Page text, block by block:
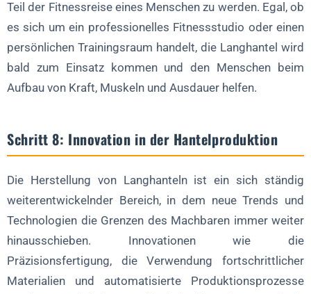
Teil der Fitnessreise eines Menschen zu werden. Egal, ob
es sich um ein professionelles Fitnessstudio oder einen
persönlichen Trainingsraum handelt, die Langhantel wird
bald zum Einsatz kommen und den Menschen beim
Aufbau von Kraft, Muskeln und Ausdauer helfen.
Schritt 8: Innovation in der Hantelproduktion
Die Herstellung von Langhanteln ist ein sich ständig
weiterentwickelnder Bereich, in dem neue Trends und
Technologien die Grenzen des Machbaren immer weiter
hinausschieben. Innovationen wie die
Präzisionsfertigung, die Verwendung fortschrittlicher
Materialien und automatisierte Produktionsprozesse